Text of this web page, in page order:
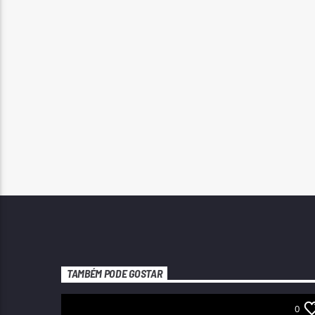
TAMBÉM PODE GOSTAR
0